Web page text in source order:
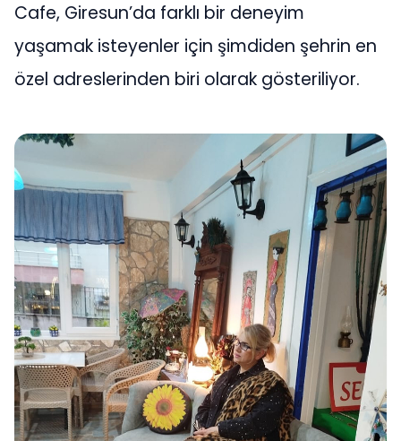
Cafe, Giresun’da farklı bir deneyim
yaşamak isteyenler için şimdiden şehrin en
özel adreslerinden biri olarak gösteriliyor.